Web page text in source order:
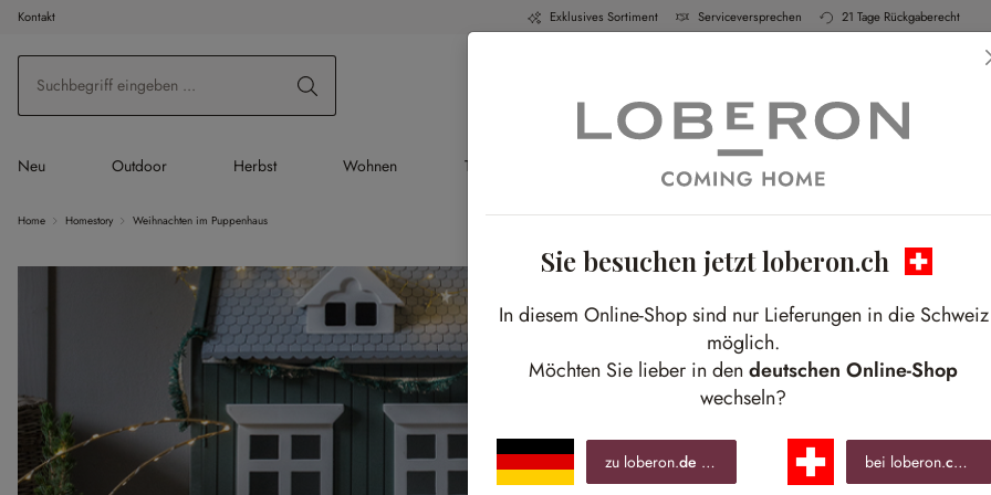
Hauptinhalt springen
Zur Suche springen
Zur Hauptnavigation springen
Kontakt Exklusives Sortiment Serviceversprechen 21 Tage Rückgaberecht
Neu Outdoor Herbst Wohnen Tisch & Küche Schlafen Bad
Home Homestory Weihnachten im Puppenhaus
Sie besuchen jetzt loberon.ch
In diesem Online-Shop sind nur Lieferungen in die Schweiz
möglich.
Möchten Sie lieber in den deutschen Online-Shop
wechseln?
zu loberon.de bei loberon.ch